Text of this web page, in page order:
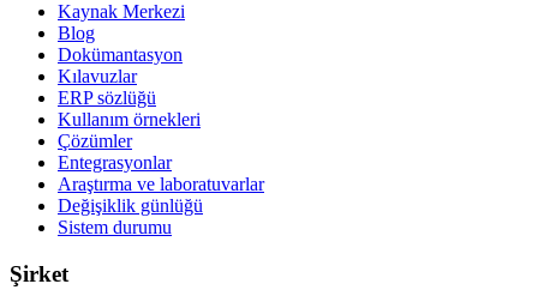
Kaynak Merkezi
Blog
Dokümantasyon
Kılavuzlar
ERP sözlüğü
Kullanım örnekleri
Çözümler
Entegrasyonlar
Araştırma ve laboratuvarlar
Değişiklik günlüğü
Sistem durumu
Şirket